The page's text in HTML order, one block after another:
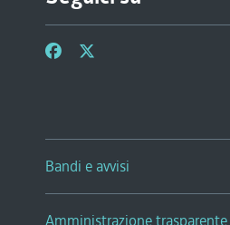
Bandi e avvisi
Amministrazione trasparente